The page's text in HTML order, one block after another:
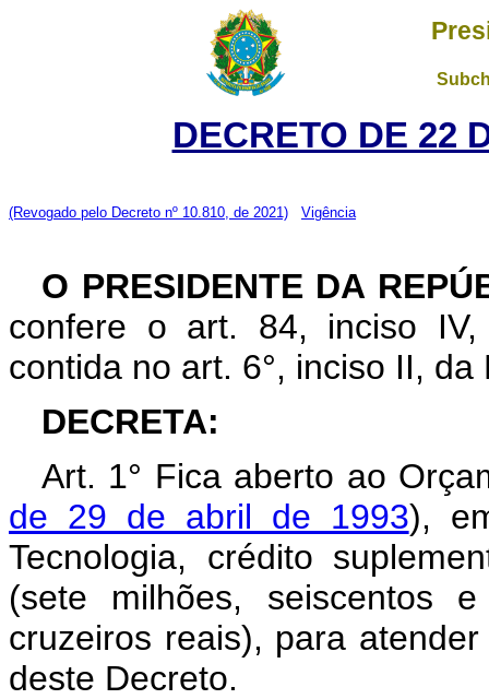
DECRETO DE 22
(Revogado pelo Decreto nº 10.810, de 2021) Vigência
O PRESIDENTE DA
confere o art. 84, inciso
contida no art. 6°, inciso II,
DECRETA:
Art. 1° Fica aberto ao
de 29 de abril de 1993),
Tecnologia, crédito
(sete milhões, seiscentos
cruzeiros reais), para
deste Decreto.